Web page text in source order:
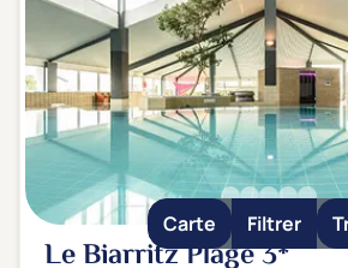
Le Biarritz Plage3*
Carte Filtrer